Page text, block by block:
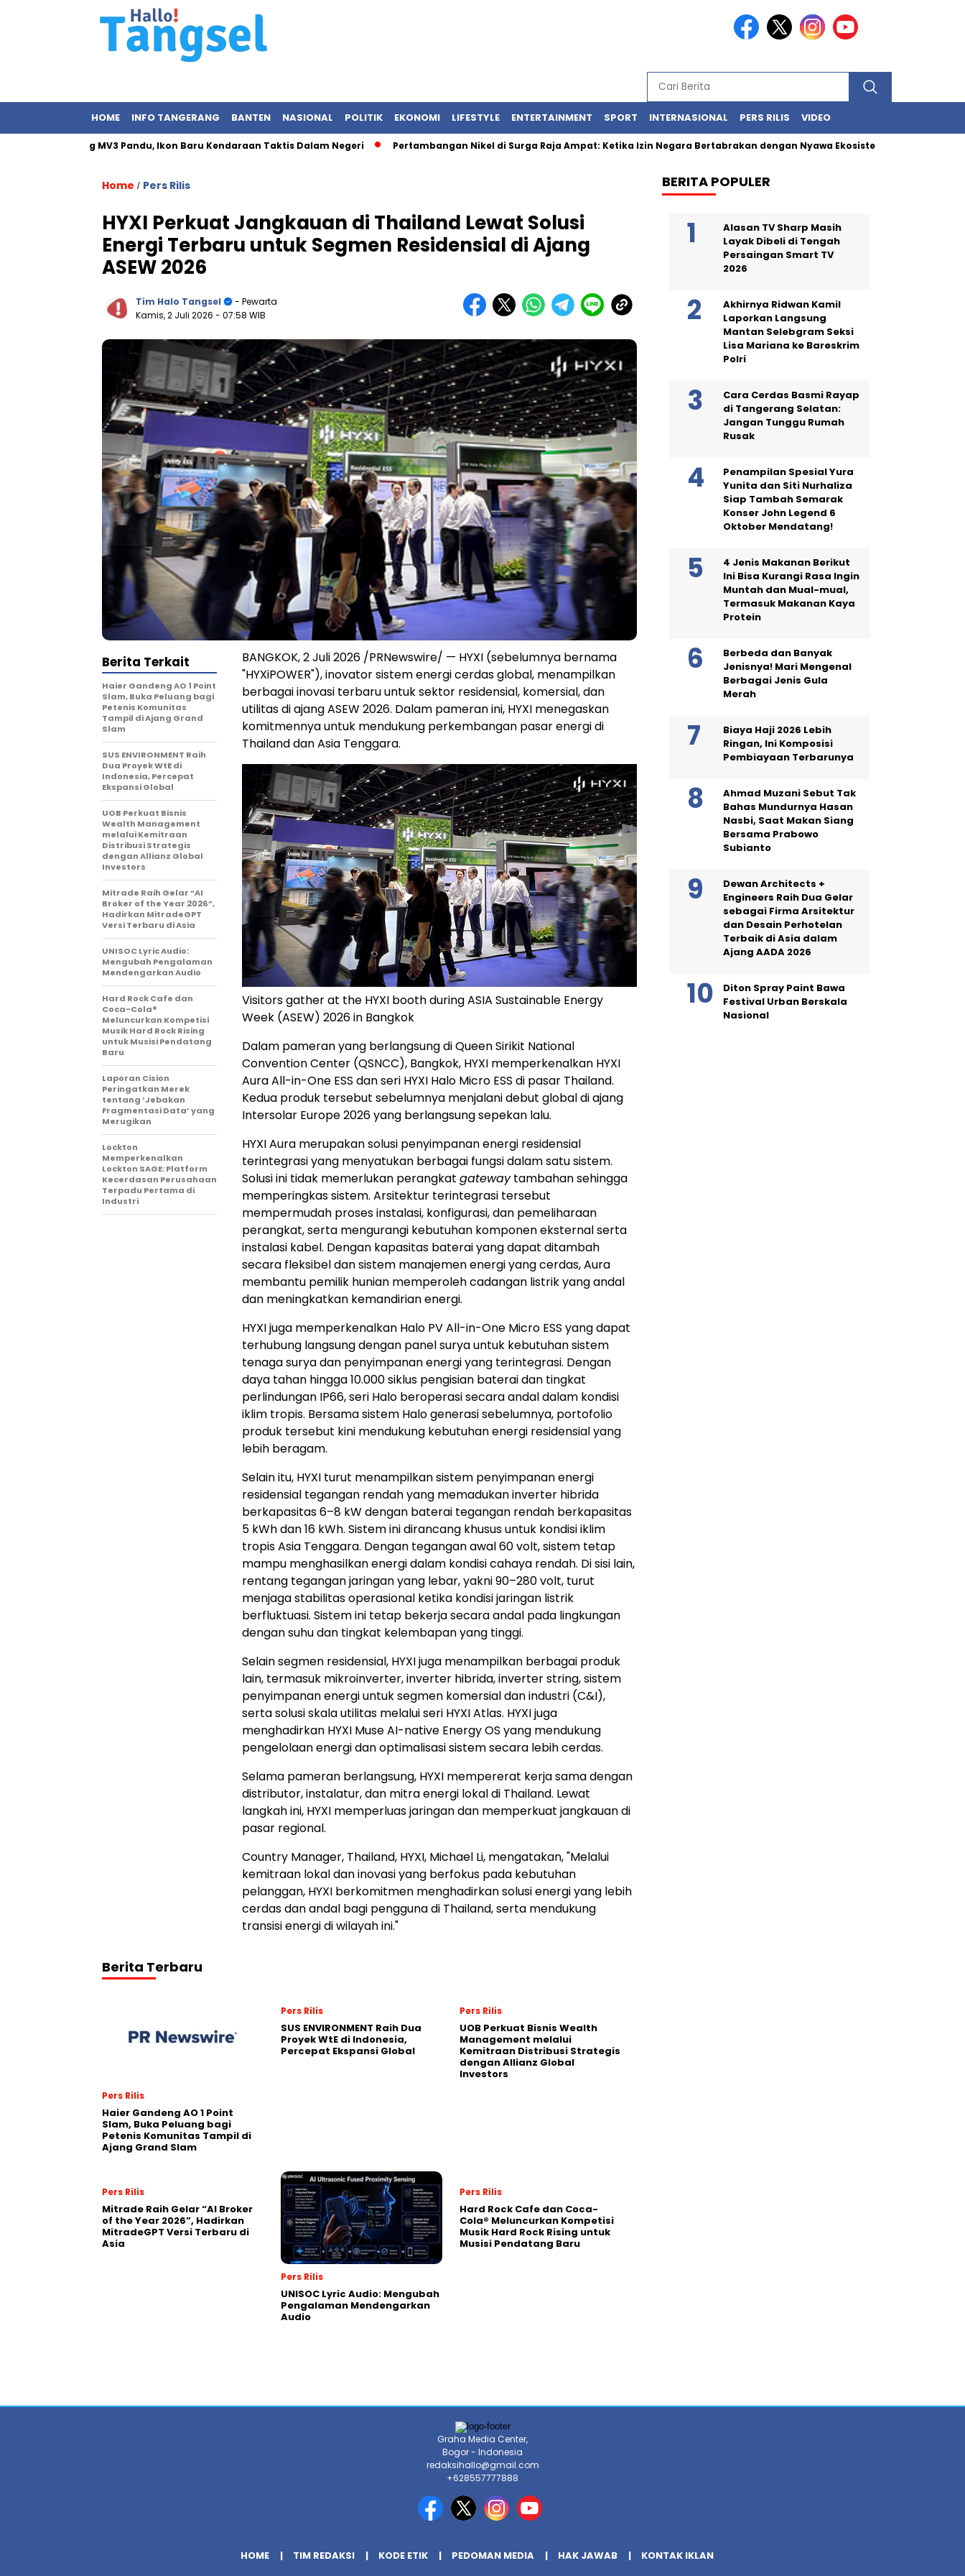
HOME INFO TANGERANG BANTEN NASIONAL POLITIK EKONOMI LIFESTYLE ENTERTAINMENT SPORT INTERNASIONAL PERS RILIS VIDEO
Maung MV3 Pandu, Ikon Baru Kendaraan Taktis Dalam Negeri Pertambangan Nikel di Surga Raja Ampat: Ketika Izin Negara Bertabrakan dengan Nyawa Ekosistem Laut
Home / Pers Rilis
HYXI Perkuat Jangkauan di Thailand Lewat Solusi
Energi Terbaru untuk Segmen Residensial di Ajang
ASEW 2026
Tim Halo Tangsel
- Pewarta
Kamis, 2 Juli 2026 - 07:58 WIB
BANGKOK, 2 Juli 2026 /PRNewswire/ — HYXI (sebelumnya bernama
"HYXiPOWER"), inovator sistem energi cerdas global, menampilkan
berbagai inovasi terbaru untuk sektor residensial, komersial, dan
utilitas di ajang ASEW 2026. Dalam pameran ini, HYXI menegaskan
komitmennya untuk mendukung perkembangan pasar energi di
Thailand dan Asia Tenggara.
Visitors gather at the HYXI booth during ASIA Sustainable Energy
Week (ASEW) 2026 in Bangkok
Dalam pameran yang berlangsung di Queen Sirikit National
Convention Center (QSNCC), Bangkok, HYXI memperkenalkan HYXI
Aura All-in-One ESS dan seri HYXI Halo Micro ESS di pasar Thailand.
Kedua produk tersebut sebelumnya menjalani debut global di ajang
Intersolar Europe 2026 yang berlangsung sepekan lalu.
HYXI Aura merupakan solusi penyimpanan energi residensial
terintegrasi yang menyatukan berbagai fungsi dalam satu sistem.
Solusi ini tidak memerlukan perangkat gatewaytambahan sehingga
memperingkas sistem. Arsitektur terintegrasi tersebut
mempermudah proses instalasi, konfigurasi, dan pemeliharaan
perangkat, serta mengurangi kebutuhan komponen eksternal serta
instalasi kabel. Dengan kapasitas baterai yang dapat ditambah
secara fleksibel dan sistem manajemen energi yang cerdas, Aura
membantu pemilik hunian memperoleh cadangan listrik yang andal
dan meningkatkan kemandirian energi.
HYXI juga memperkenalkan Halo PV All-in-One Micro ESS yang dapat
terhubung langsung dengan panel surya untuk kebutuhan sistem
tenaga surya dan penyimpanan energi yang terintegrasi. Dengan
daya tahan hingga 10.000 siklus pengisian baterai dan tingkat
perlindungan IP66, seri Halo beroperasi secara andal dalam kondisi
iklim tropis. Bersama sistem Halo generasi sebelumnya, portofolio
produk tersebut kini mendukung kebutuhan energi residensial yang
lebih beragam.
Selain itu, HYXI turut menampilkan sistem penyimpanan energi
residensial tegangan rendah yang memadukan inverter hibrida
berkapasitas 6–8 kW dengan baterai tegangan rendah berkapasitas
5 kWh dan 16 kWh. Sistem ini dirancang khusus untuk kondisi iklim
tropis Asia Tenggara. Dengan tegangan awal 60 volt, sistem tetap
mampu menghasilkan energi dalam kondisi cahaya rendah. Di sisi lain,
rentang tegangan jaringan yang lebar, yakni 90–280 volt, turut
menjaga stabilitas operasional ketika kondisi jaringan listrik
berfluktuasi. Sistem ini tetap bekerja secara andal pada lingkungan
dengan suhu dan tingkat kelembapan yang tinggi.
Selain segmen residensial, HYXI juga menampilkan berbagai produk
lain, termasuk mikroinverter, inverter hibrida, inverter string, sistem
penyimpanan energi untuk segmen komersial dan industri (C&I),
serta solusi skala utilitas melalui seri HYXI Atlas. HYXI juga
menghadirkan HYXI Muse AI-native Energy OS yang mendukung
pengelolaan energi dan optimalisasi sistem secara lebih cerdas.
Selama pameran berlangsung, HYXI mempererat kerja sama dengan
distributor, instalatur, dan mitra energi lokal di Thailand. Lewat
langkah ini, HYXI memperluas jaringan dan memperkuat jangkauan di
pasar regional.
Country Manager, Thailand, HYXI, Michael Li, mengatakan, "Melalui
kemitraan lokal dan inovasi yang berfokus pada kebutuhan
pelanggan, HYXI berkomitmen menghadirkan solusi energi yang lebih
cerdas dan andal bagi pengguna di Thailand, serta mendukung
transisi energi di wilayah ini."
Berita Terkait
Haier Gandeng AO 1 Point
Slam, Buka Peluang bagi
Petenis Komunitas
Tampil di Ajang Grand
Slam
SUS ENVIRONMENT Raih
Dua Proyek WtE di
Indonesia, Percepat
Ekspansi Global
UOB Perkuat Bisnis
Wealth Management
melalui Kemitraan
Distribusi Strategis
dengan Allianz Global
Investors
Mitrade Raih Gelar “AI
Broker of the Year 2026”,
Hadirkan MitradeGPT
Versi Terbaru di Asia
UNISOC Lyric Audio:
Mengubah Pengalaman
Mendengarkan Audio
Hard Rock Cafe dan
Coca-Cola®
Meluncurkan Kompetisi
Musik Hard Rock Rising
untuk Musisi Pendatang
Baru
Laporan Cision
Peringatkan Merek
tentang ‘Jebakan
Fragmentasi Data’ yang
Merugikan
Lockton
Memperkenalkan
Lockton SAGE: Platform
Kecerdasan Perusahaan
Terpadu Pertama di
Industri
Berita Terbaru
Pers Rilis
Haier Gandeng AO 1 Point
Slam, Buka Peluang bagi
Petenis Komunitas Tampil di
Ajang Grand Slam
Pers Rilis
SUS ENVIRONMENT Raih Dua
Proyek WtE di Indonesia,
Percepat Ekspansi Global
Pers Rilis
UOB Perkuat Bisnis Wealth
Management melalui
Kemitraan Distribusi Strategis
dengan Allianz Global
Investors
Pers Rilis
Mitrade Raih Gelar “AI Broker
of the Year 2026”, Hadirkan
MitradeGPT Versi Terbaru di
Asia
Pers Rilis
UNISOC Lyric Audio: Mengubah
Pengalaman Mendengarkan
Audio
Pers Rilis
Hard Rock Cafe dan Coca-
Cola® Meluncurkan Kompetisi
Musik Hard Rock Rising untuk
Musisi Pendatang Baru
BERITA POPULER
Alasan TV Sharp Masih
Layak Dibeli di Tengah
Persaingan Smart TV
2026
Akhirnya Ridwan Kamil
Laporkan Langsung
Mantan Selebgram Seksi
Lisa Mariana ke Bareskrim
Polri
Cara Cerdas Basmi Rayap
di Tangerang Selatan:
Jangan Tunggu Rumah
Rusak
Penampilan Spesial Yura
Yunita dan Siti Nurhaliza
Siap Tambah Semarak
Konser John Legend 6
Oktober Mendatang!
4 Jenis Makanan Berikut
Ini Bisa Kurangi Rasa Ingin
Muntah dan Mual-mual,
Termasuk Makanan Kaya
Protein
Berbeda dan Banyak
Jenisnya! Mari Mengenal
Berbagai Jenis Gula
Merah
Biaya Haji 2026 Lebih
Ringan, Ini Komposisi
Pembiayaan Terbarunya
Ahmad Muzani Sebut Tak
Bahas Mundurnya Hasan
Nasbi, Saat Makan Siang
Bersama Prabowo
Subianto
Dewan Architects +
Engineers Raih Dua Gelar
sebagai Firma Arsitektur
dan Desain Perhotelan
Terbaik di Asia dalam
Ajang AADA 2026
Diton Spray Paint Bawa
Festival Urban Berskala
Nasional
Graha Media Center,
Bogor - Indonesia
redaksihallo@gmail.com
+628557777888
HOME TIM REDAKSI KODE ETIK PEDOMAN MEDIA HAK JAWAB KONTAK IKLAN